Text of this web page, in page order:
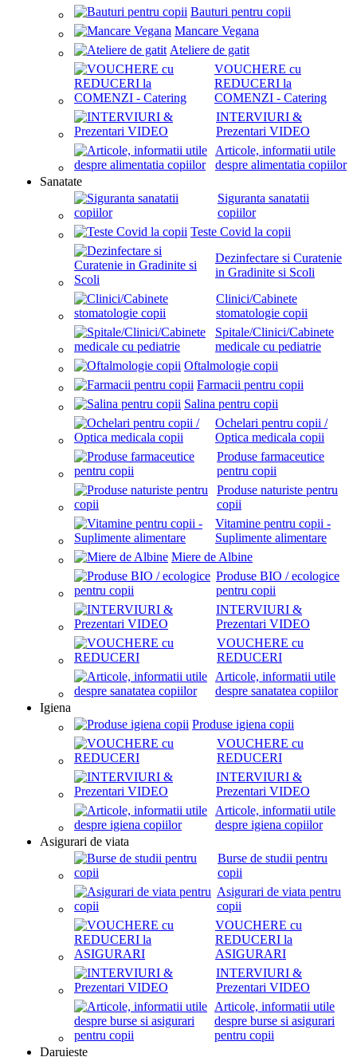
Bauturi pentru copii
Mancare Vegana
Ateliere de gatit
VOUCHERE cu
REDUCERI la
COMENZI - Catering
INTERVIURI &
Prezentari VIDEO
Articole, informatii utile
despre alimentatia copiilor
Sanatate
Siguranta sanatatii
copiilor
Teste Covid la copii
Dezinfectare si Curatenie
in Gradinite si Scoli
Clinici/Cabinete
stomatologie copii
Spitale/Clinici/Cabinete
medicale cu pediatrie
Oftalmologie copii
Farmacii pentru copii
Salina pentru copii
Ochelari pentru copii /
Optica medicala copii
Produse farmaceutice
pentru copii
Produse naturiste pentru
copii
Vitamine pentru copii -
Suplimente alimentare
Miere de Albine
Produse BIO / ecologice
pentru copii
INTERVIURI &
Prezentari VIDEO
VOUCHERE cu
REDUCERI
Articole, informatii utile
despre sanatatea copiilor
Igiena
Produse igiena copii
VOUCHERE cu
REDUCERI
INTERVIURI &
Prezentari VIDEO
Articole, informatii utile
despre igiena copiilor
Asigurari de viata
Burse de studii pentru
copii
Asigurari de viata pentru
copii
VOUCHERE cu
REDUCERI la
ASIGURARI
INTERVIURI &
Prezentari VIDEO
Articole, informatii utile
despre burse si asigurari
pentru copii
Daruieste